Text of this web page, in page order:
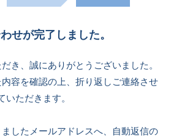
せが完了しました。
き、誠にありがとうございました。
容を確認の上、折り返しご連絡させ
いただきます。
したメールアドレスへ、自動返信の